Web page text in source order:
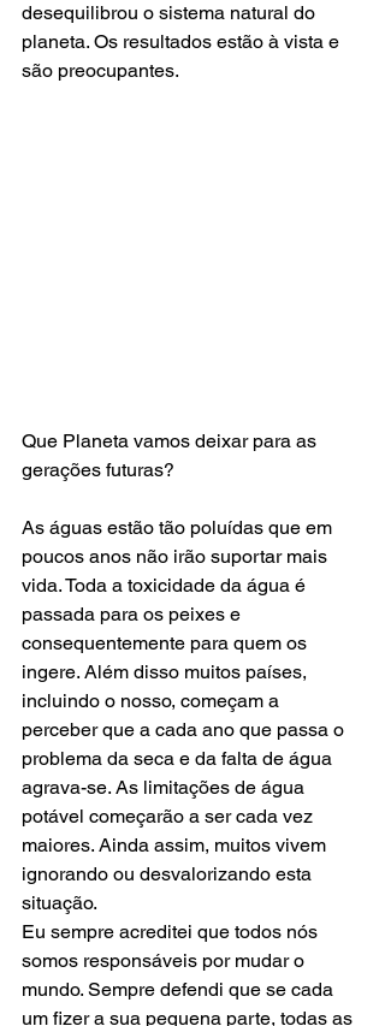
desequilibrou o sistema natural do
planeta. Os resultados estão à vista e
são preocupantes.
Que Planeta vamos deixar para as
gerações futuras?
As águas estão tão poluídas que em
poucos anos não irão suportar mais
vida. Toda a toxicidade da água é
passada para os peixes e
consequentemente para quem os
ingere. Além disso muitos países,
incluindo o nosso, começam a
perceber que a cada ano que passa o
problema da seca e da falta de água
agrava-se. As limitações de água
potável começarão a ser cada vez
maiores. Ainda assim, muitos vivem
ignorando ou desvalorizando esta
situação.
Eu sempre acreditei que todos nós
somos responsáveis por mudar o
mundo. Sempre defendi que se cada
um fizer a sua pequena parte, todas as